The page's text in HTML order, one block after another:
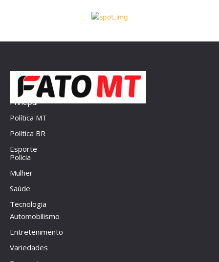
Principal
Política MT
Política BR
Esporte
Polícia
Mulher
Saúde
Tecnologia
Automobilismo
Entretenimento
Variedades